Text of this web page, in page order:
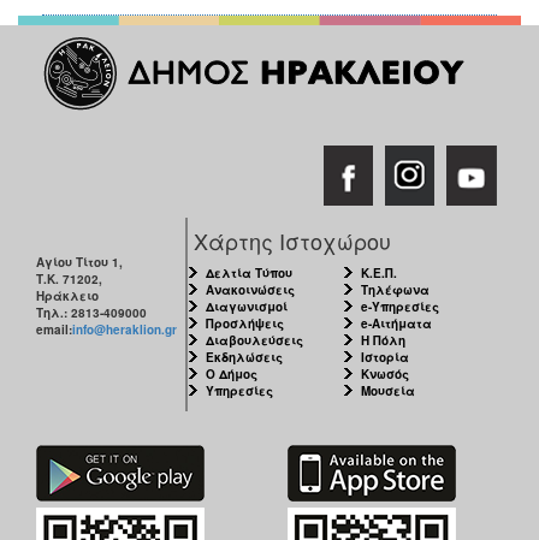
Αγίου Τίτου 1,
Τ.Κ. 71202,
Ηράκλειο
Τηλ.: 2813-409000
email:info@heraklion.gr
Χάρτης Ιστοχώρου
Δελτία Τύπου
Ανακοινώσεις
Διαγωνισμοί
Προσλήψεις
Διαβουλεύσεις
Εκδηλώσεις
Ο Δήμος
Υπηρεσίες
Κ.Ε.Π.
Τηλέφωνα
e-Υπηρεσίες
e-Αιτήματα
Η Πόλη
Ιστορία
Κνωσός
Μουσεία